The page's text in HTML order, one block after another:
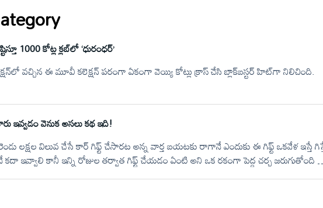
1000 కోట్ల క్లబ్‌లో ‘ధురంధర్’
వచ్చిన ఈ మూవీ కలెక్షన్ పరంగా ఏకంగా వెయ్యి కోట్లు క్రాస్ చేసి బ్లాక్‌బస్టర్ హిట్‌గా నిలిచింది.
ఇవ్వడం వెనుక అసలు కథ ఇది!
లక్షల విలువ చేసే కార్ గిఫ్ట్ చేసారట అన్న వార్త బయటకు రాగానే ఎందుకు ఈ గిఫ్ట్ ఒకవేళ ఇస్తే
ఇవ్వాలి కానీ ఇన్ని రోజుల తర్వాత గిఫ్ట్ చేయడం ఏంటి అని ఒక రకంగా పెద్ద చర్చ జరుగుతోంది
ఆఖరానందని సుజీత్ ద్వారా లాంచ్. చూపిస్తున్నారు అందుకే ఈ గిఫ్ట్ అని ఇంకొంతమంది కానీ ఈ
విన్నాక దాన్ని గిఫ్ట్ అని అనొచ్చా లేదా అనేది మీరే డిసైడ్ చేయండి.&nbsp;